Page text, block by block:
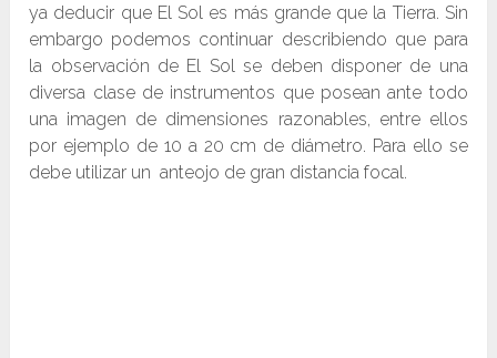
ya deducir que El Sol es más grande que la Tierra. Sin
embargo podemos continuar describiendo que para
la observación de El Sol se deben disponer de una
diversa clase de instrumentos que posean ante todo
una imagen de dimensiones razonables, entre ellos
por ejemplo de 10 a 20 cm de diámetro. Para ello se
debe utilizar un anteojo de gran distancia focal.